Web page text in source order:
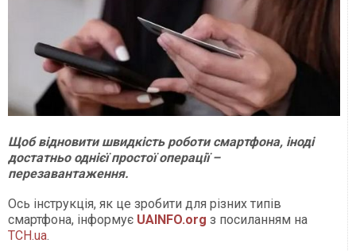
Щоб відновити швидкість роботи смартфона, іноді
достатньо однієї простої операції –
перезавантаження.
Ось інструкція, як це зробити для різних типів
смартфона, інформує UAINFO.org з посиланням на
ТСН.ua.